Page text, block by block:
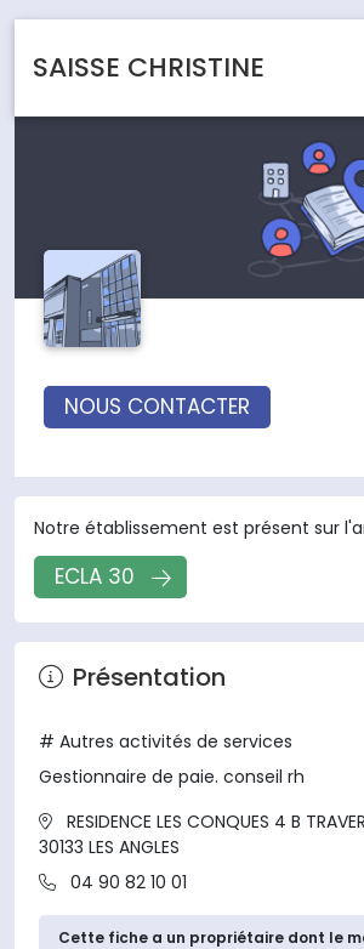
SAISSE CHRISTINE
NOUS CONTACTER
Notre établissement est présent sur
ECLA 30
Présentation
# Autres activités de services
gestionnaire de paie. conseil rh
RESIDENCE LES CONQUES 4 B
30133 LES ANGLES
04 90 82 10 01
Cette fiche a un propriétaire dont le
Panneau de gestion des cookies